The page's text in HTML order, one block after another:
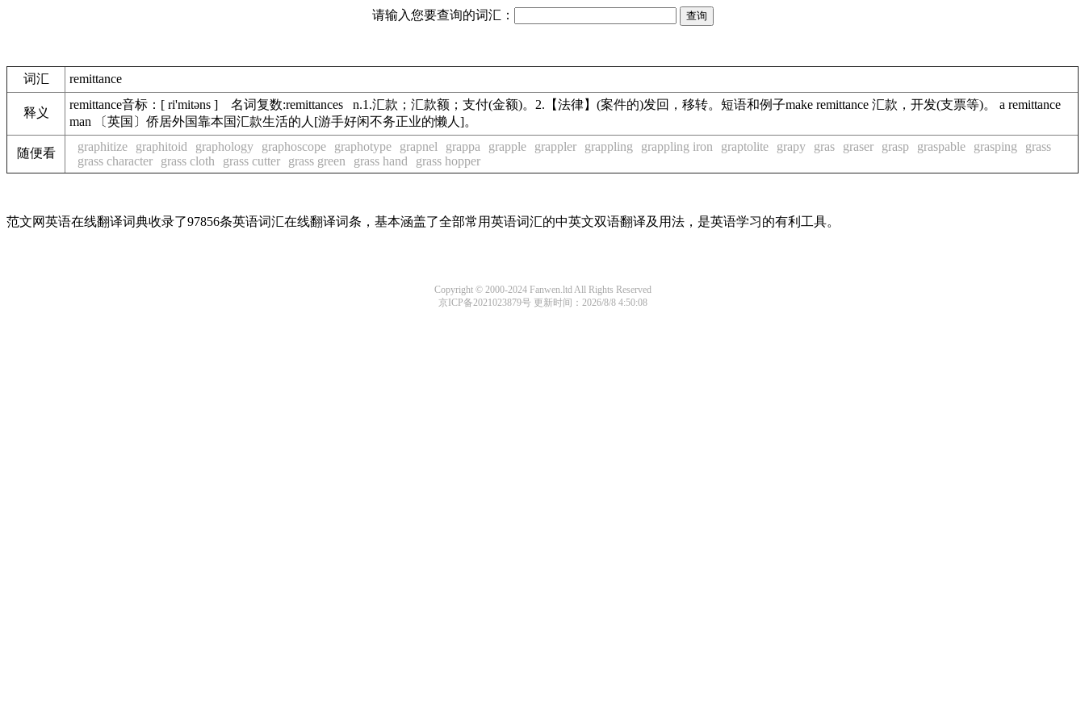
请输入您要查询的词汇：
词汇 remittance
释义
remittance音标：[ ri'mitəns ] 名词复数:remittances n.1.汇款；汇款额；支付(金额)。2.【法律】(案件的)发回，移转。短语和例子make remittance 汇款，开发(支票等)。 a remittance
man 〔英国〕侨居外国靠本国汇款生活的人[游手好闲不务正业的懒人]。
随便看 graphitize graphitoid graphology graphoscope graphotype grapnel grappa grapple grappler grappling grappling iron graptolite grapy gras graser grasp graspable grasping
grass
grass character
grass cloth grass cutter grass green grass hand grass hopper
范文网英语在线翻译词典收录了97856条英语词汇在线翻译词条，基本涵盖了全部常用英语词汇的中英文双语翻译及用法，是英语学习的有利工具。
Copyright © 2000-2024 Fanwen.ltd All Rights Reserved
京ICP备2021023879号更新时间：2026/8/8 4:50:08